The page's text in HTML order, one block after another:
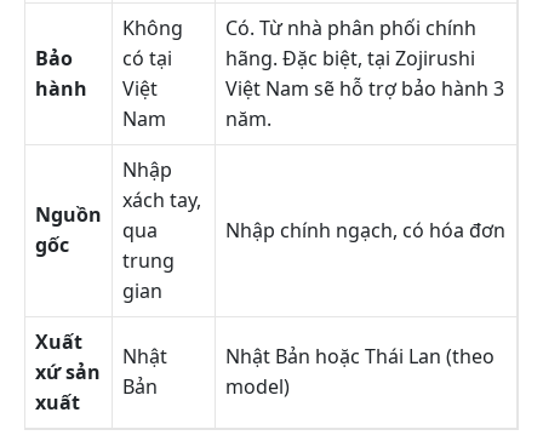
Bảo
hành
Không
có tại
Việt
Nam
Có. Từ nhà phân phối chính
hãng. Đặc biệt, tại Zojirushi
Việt Nam sẽ hỗ trợ bảo hành 3
năm.
Nguồn
gốc
Nhập
xách tay,
qua
trung
gian
Nhập chính ngạch, có hóa đơn
Xuất
xứ sản
xuất
Nhật
Bản
Nhật Bản hoặc Thái Lan (theo
model)